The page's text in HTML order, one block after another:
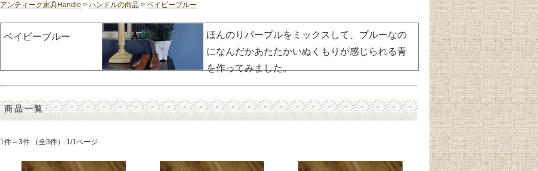
アンティーク家具Handle > ハンドルの商品 > ベイビーブルー
ベイビーブルー
ほんのりパープルをミックスして、ブルーなの
になんだかあたたかいぬくもりが感じられる青
を作ってみました。
商品一覧
1件～3件 （全3件） 1/1ページ